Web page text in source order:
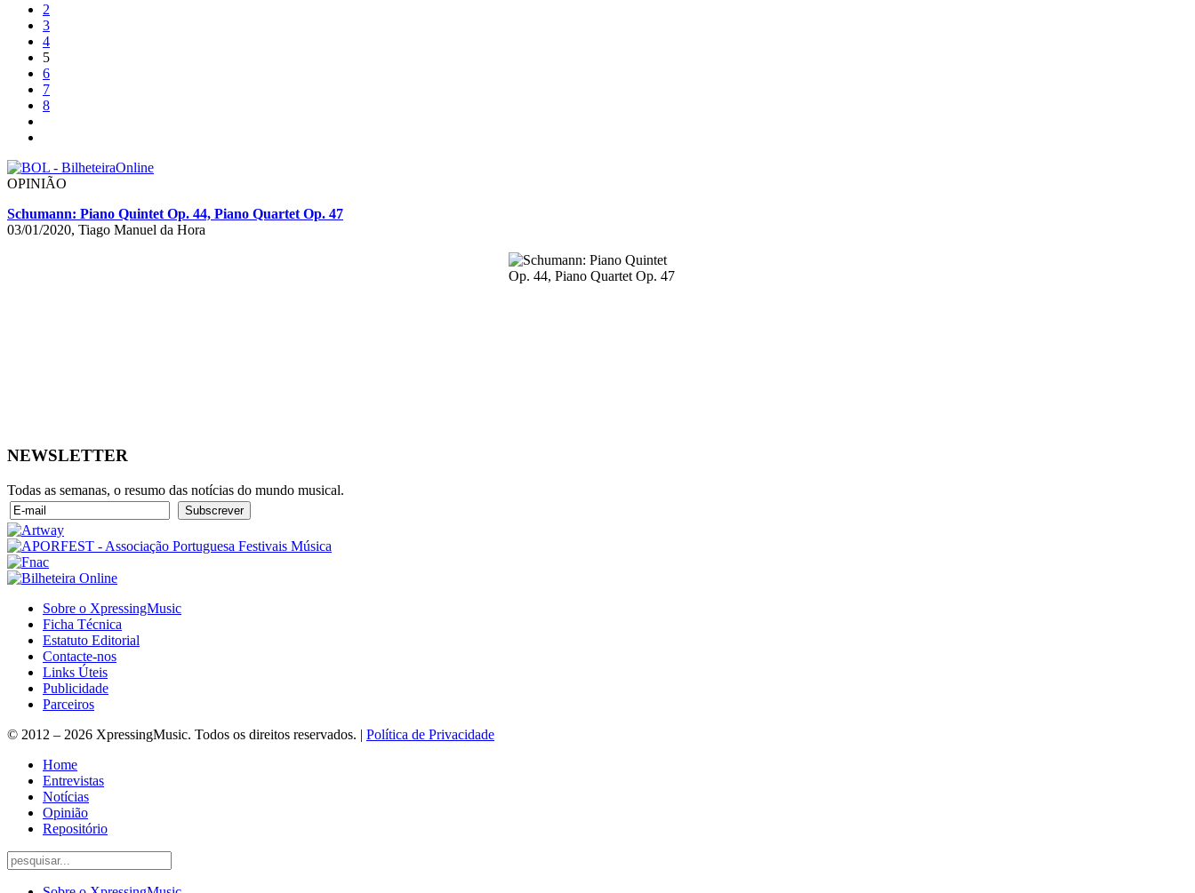
2
3
4
5
6
7
8
OPINIÃO
Schumann: Piano Quintet Op. 44, Piano Quartet Op. 47
03/01/2020, Tiago Manuel da Hora
NEWSLETTER
Todas as semanas, o resumo das notícias do mundo musical.
Sobre o XpressingMusic
Ficha Técnica
Estatuto Editorial
Contacte-nos
Links Úteis
Publicidade
Parceiros
© 2012 – 2026 XpressingMusic. Todos os direitos reservados. | Política de Privacidade
Home
Entrevistas
Notícias
Opinião
Repositório